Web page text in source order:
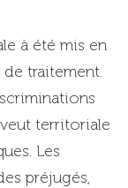
à été mis en
de traitement.
territoriale
Les
préjugés,